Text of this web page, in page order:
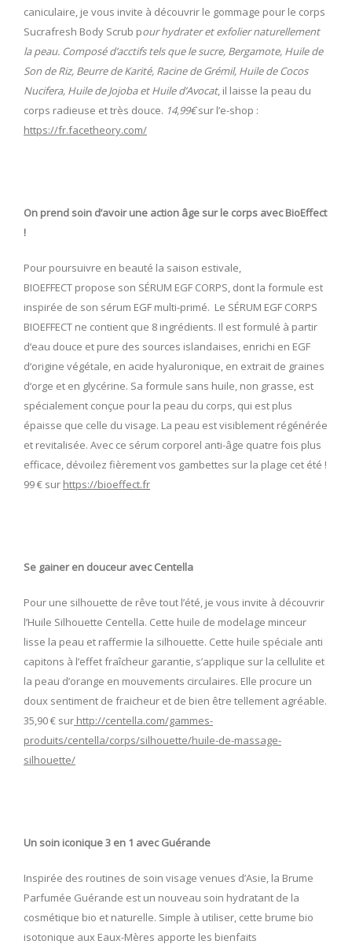
caniculaire, je vous invite à découvrir le gommage pour le corps
Sucrafresh Body Scrub pour hydrater et exfolier naturellement
la peau. Composé d’acctifs tels que le sucre, Bergamote, Huile de
Son de Riz, Beurre de Karité, Racine de Grémil, Huile de Cocos
Nucifera, Huile de Jojoba et Huile d’Avocat, il laisse la peau du
corps radieuse et très douce. 14,99€sur l’e-shop :
https://fr.facetheory.com/
On prend soin d’avoir une action âge sur le corps avec BioEffect
!
Pour poursuivre en beauté la saison estivale,
BIOEFFECT propose son SÉRUM EGF CORPS, dont la formule est
inspirée de son sérum EGF multi-primé. Le SÉRUM EGF CORPS
BIOEFFECT ne contient que 8 ingrédients. Il est formulé à partir
d‘eau douce et pure des sources islandaises, enrichi en EGF
d‘origine végétale, en acide hyaluronique, en extrait de graines
d‘orge et en glycérine. Sa formule sans huile, non grasse, est
spécialement conçue pour la peau du corps, qui est plus
épaisse que celle du visage. La peau est visiblement régénérée
et revitalisée. Avec ce sérum corporel anti-âge quatre fois plus
efficace, dévoilez fièrement vos gambettes sur la plage cet été !
99 € sur https://bioeffect.fr
Se gainer en douceur avec Centella
Pour une silhouette de rêve tout l’été, je vous invite à découvrir
l’Huile Silhouette Centella. Cette huile de modelage minceur
lisse la peau et raffermie la silhouette. Cette huile spéciale anti
capitons à l’effet fraîcheur garantie, s’applique sur la cellulite et
la peau d’orange en mouvements circulaires. Elle procure un
doux sentiment de fraicheur et de bien être tellement agréable.
35,90 € sur http://centella.com/gammes-
produits/centella/corps/silhouette/huile-de-massage-
silhouette/
Un soin iconique 3 en 1 avec Guérande
Inspirée des routines de soin visage venues d’Asie, la Brume
Parfumée Guérande est un nouveau soin hydratant de la
cosmétique bio et naturelle. Simple à utiliser, cette brume bio
isotonique aux Eaux-Mères apporte les bienfaits